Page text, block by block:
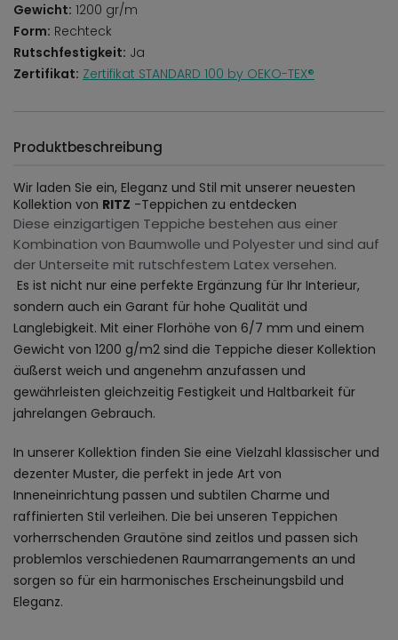
Gewicht: 1200 gr/m
Form: Rechteck
Rutschfestigkeit: Ja
Zertifikat: Zertifikat STANDARD 100 by OEKO-TEX®
Produktbeschreibung
Wir laden Sie ein, Eleganz und Stil mit unserer neuesten
Kollektion von RITZ -Teppichen zu entdecken
Diese einzigartigen Teppiche bestehen aus einer
Kombination von Baumwolle und Polyester und sind auf
der Unterseite mit rutschfestem Latex versehen.
Es ist nicht nur eine perfekte Ergänzung für Ihr Interieur,
sondern auch ein Garant für hohe Qualität und
Langlebigkeit. Mit einer Florhöhe von 6/7 mm und einem
Gewicht von 1200 g/m2 sind die Teppiche dieser Kollektion
äußerst weich und angenehm anzufassen und
gewährleisten gleichzeitig Festigkeit und Haltbarkeit für
jahrelangen Gebrauch.
In unserer Kollektion finden Sie eine Vielzahl klassischer und
dezenter Muster, die perfekt in jede Art von
Inneneinrichtung passen und subtilen Charme und
raffinierten Stil verleihen. Die bei unseren Teppichen
vorherrschenden Grautöne sind zeitlos und passen sich
problemlos verschiedenen Raumarrangements an und
sorgen so für ein harmonisches Erscheinungsbild und
Eleganz.